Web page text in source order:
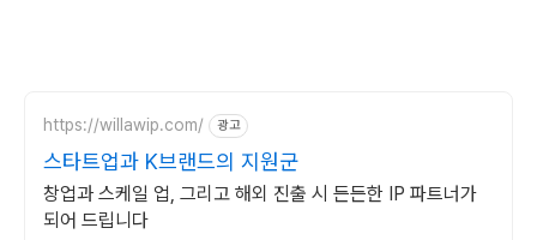
https://willawip.com/ 광고
스타트업과 K브랜드의 지원군
창업과 스케일 업, 그리고 해외 진출 시 든든한 IP 파트너가
되어 드립니다